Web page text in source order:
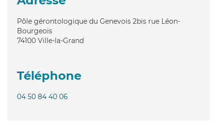
Pôle gérontologique du Genevois 2bis rue Léon-
Bourgeois
74100 Ville-la-Grand
Téléphone
04 50 84 40 06